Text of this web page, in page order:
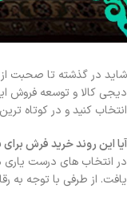
شاید در گذشته تا صحبت از
دیجی کالا و توسعه فروش
انتخاب کنید و در کوتاه
آیا این روند خرید فرش
در انتخاب های درست یاری
یافت. از طرفی با توجه به